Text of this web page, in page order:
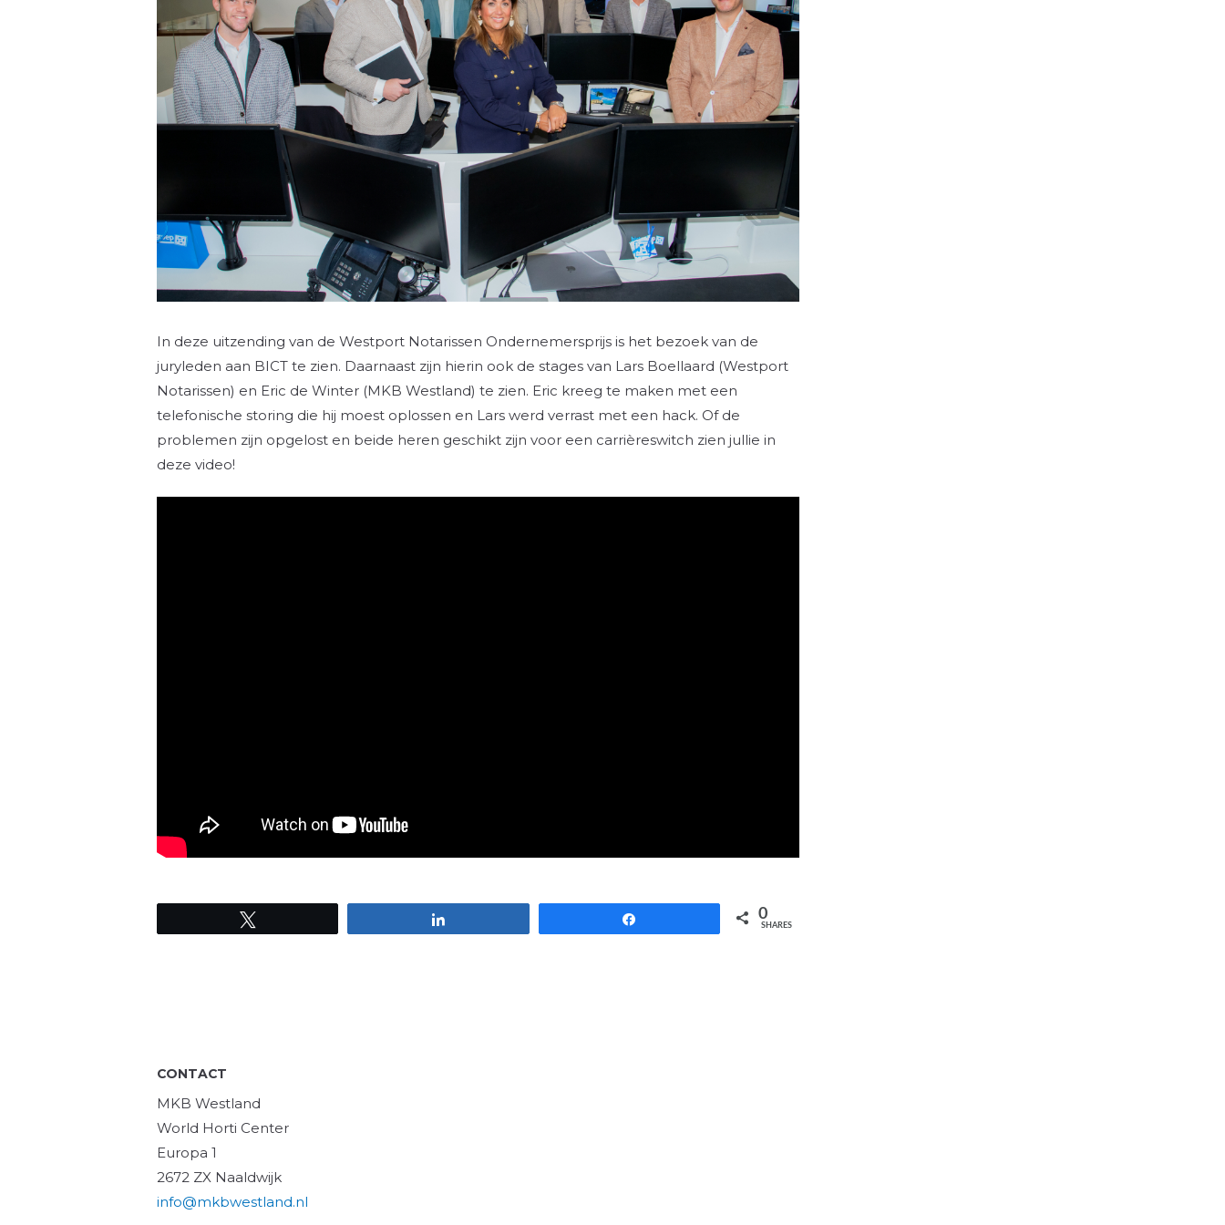
In deze uitzending van de Westport Notarissen Ondernemersprijs is het bezoek van de
juryleden aan BICT te zien. Daarnaast zijn hierin ook de stages van Lars Boellaard (Westport
Notarissen) en Eric de Winter (MKB Westland) te zien. Eric kreeg te maken met een
telefonische storing die hij moest oplossen en Lars werd verrast met een hack. Of de
problemen zijn opgelost en beide heren geschikt zijn voor een carrièreswitch zien jullie in
deze video!
0
SHARES
CONTACT
MKB Westland
World Horti Center
Europa 1
2672 ZX Naaldwijk
info@mkbwestland.nl